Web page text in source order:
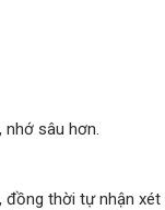
sâu hơn.
đồng thời tự nhận